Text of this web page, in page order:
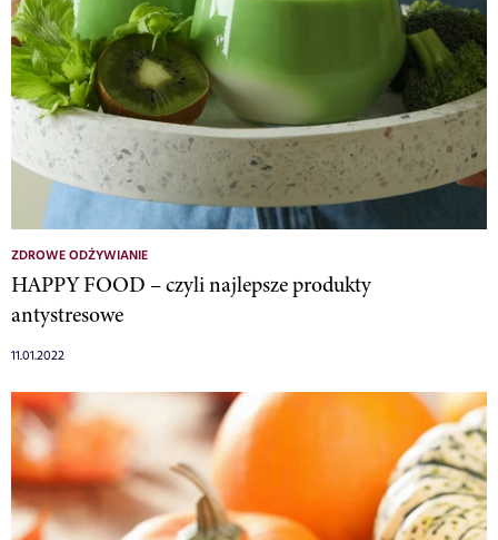
ZDROWE ODŻYWIANIE
HAPPY FOOD – czyli najlepsze produkty
antystresowe
11.01.2022